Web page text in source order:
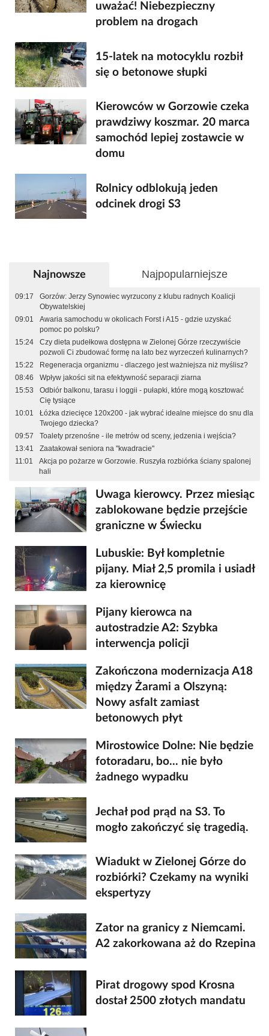
uważać! Niebezpieczny
problem na drogach
15-latek na motocyklu rozbił
się o betonowe słupki
Kierowców w Gorzowie czeka
prawdziwy koszmar. 20 marca
samochód lepiej zostawcie w
domu
Rolnicy odblokują jeden
odcinek drogi S3
Najnowsze Najpopularniejsze
09:17
Gorzów: Jerzy Synowiec wyrzucony z klubu radnych Koalicji
Obywatelskiej
09:01
Awaria samochodu w okolicach Forst i A15 - gdzie uzyskać
pomoc po polsku?
15:24
Czy dieta pudełkowa dostępna w Zielonej Górze rzeczywiście
pozwoli Ci zbudować formę na lato bez wyrzeczeń kulinarnych?
15:22
Regeneracja organizmu - dlaczego jest ważniejsza niż myślisz?
08:46
Wpływ jakości sit na efektywność separacji ziarna
15:53
Odbiór balkonu, tarasu i loggii - pułapki, które mogą kosztować
Cię tysiące
10:01
Łóżka dziecięce 120x200 - jak wybrać idealne miejsce do snu dla
Twojego dziecka?
09:57
Toalety przenośne - ile metrów od sceny, jedzenia i wejścia?
13:41
Zaatakował seniora na "kwadracie"
11:01
Akcja po pożarze w Gorzowie. Ruszyła rozbiórka ściany spalonej
hali
Uwaga kierowcy. Przez miesiąc
zablokowane będzie przejście
graniczne w Świecku
Lubuskie: Był kompletnie
pijany. Miał 2,5 promila i usiadł
za kierownicę
Pijany kierowca na
autostradzie A2: Szybka
interwencja policji
Zakończona modernizacja A18
między Żarami a Olszyną:
Nowy asfalt zamiast
betonowych płyt
Mirostowice Dolne: Nie będzie
fotoradaru, bo... nie było
żadnego wypadku
Jechał pod prąd na S3. To
mogło zakończyć się tragedią.
Wiadukt w Zielonej Górze do
rozbiórki? Czekamy na wyniki
ekspertyzy
Zator na granicy z Niemcami.
A2 zakorkowana aż do Rzepina
Pirat drogowy spod Krosna
dostał 2500 złotych mandatu